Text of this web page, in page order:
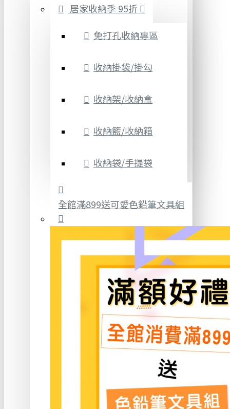
居家收納季 95折
免打孔收納專區
收納掛袋/掛勾
收納架/收納盒
收納籃/收納箱
收納袋/手提袋
全館滿899送可愛色鉛筆文具組